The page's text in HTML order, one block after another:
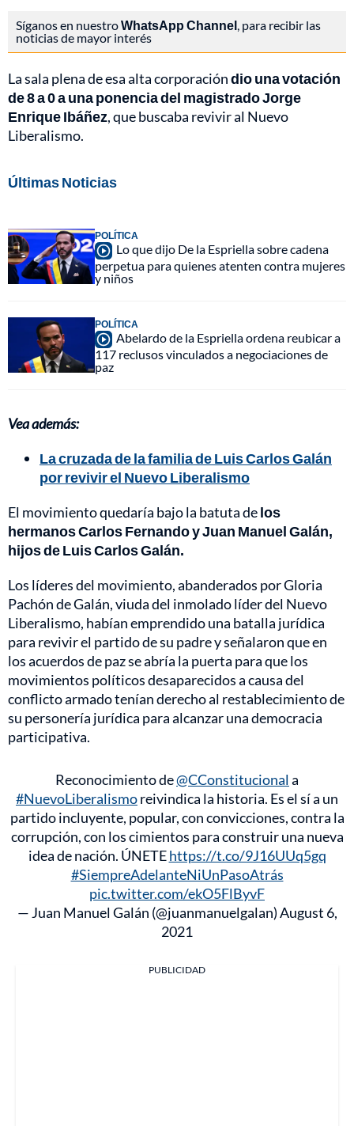
Síganos en nuestroWhatsApp Channel , para recibir las
noticias de mayor interés
La sala plena de esa alta corporacióndio una votación
de 8 a 0 a una ponencia del magistrado Jorge
Enrique Ibáñez, que buscaba revivir al Nuevo
Liberalismo.
Últimas Noticias
POLÍTICA
Lo que dijo De la Espriella sobre cadena
perpetua para quienes atenten contra mujeres
y niños
POLÍTICA
Abelardo de la Espriella ordena reubicar a
117 reclusos vinculados a negociaciones de
paz
Vea además:
La cruzada de la familia de Luis Carlos Galán
por revivir el Nuevo Liberalismo
El movimiento quedaría bajo la batuta delos
hermanos Carlos Fernando y Juan Manuel Galán,
hijos de Luis Carlos Galán.
Los líderes del movimiento, abanderados por Gloria
Pachón de Galán, viuda del inmolado líder del Nuevo
Liberalismo, habían emprendido una batalla jurídica
para revivir el partido de su padre y señalaron que en
los acuerdos de paz se abría la puerta para que los
movimientos políticos desaparecidos a causa del
conflicto armado tenían derecho al restablecimiento de
su personería jurídica para alcanzar una democracia
participativa.
Reconocimiento de@CConstitucionala
#NuevoLiberalismoreivindica la historia. Es el sí a un
partido incluyente, popular, con convicciones, contra la
corrupción, con los cimientos para construir una nueva
idea de nación. ÚNETEhttps://t.co/9J16UUq5gq
#SiempreAdelanteNiUnPasoAtrás
pic.twitter.com/ekO5FlByvF
— Juan Manuel Galán (@juanmanuelgalan)August 6,
2021
PUBLICIDAD